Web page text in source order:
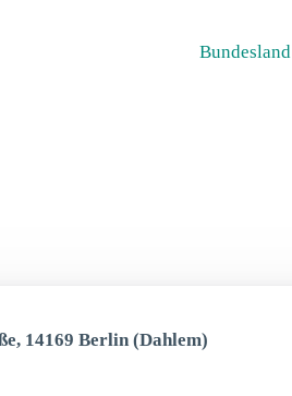
Bundesland
14169 Berlin (Dahlem)